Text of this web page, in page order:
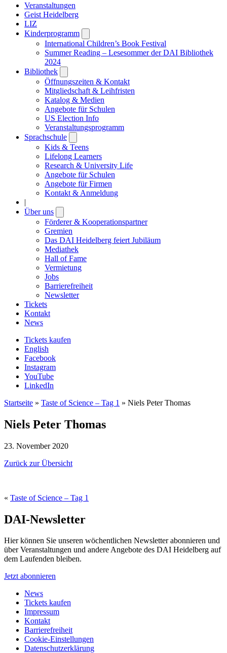
Veranstaltungen
Geist Heidelberg
LIZ
Kinderprogramm
submenu
International Children’s Book Festival
Summer Reading – Lesesommer der DAI Bibliothek
2024
Bibliothek
submenu
Öffnungszeiten & Kontakt
Mitgliedschaft & Leihfristen
Katalog & Medien
Angebote für Schulen
US Election Info
Veranstaltungsprogramm
Sprachschule
submenu
Kids & Teens
Lifelong Learners
Research & University Life
Angebote für Schulen
Angebote für Firmen
Kontakt & Anmeldung
|
Über uns
submenu
Förderer & Kooperationspartner
Gremien
Das DAI Heidelberg feiert Jubiläum
Mediathek
Hall of Fame
Vermietung
Jobs
Barrierefreiheit
Newsletter
Tickets
Kontakt
News
Tickets kaufen
English
Facebook
Instagram
YouTube
LinkedIn
Startseite » Taste of Science – Tag 1 » Niels Peter Thomas
Niels Peter Thomas
23. November 2020
Zurück zur Übersicht
« Taste of Science – Tag 1
DAI-Newsletter
Hier können Sie unseren wöchentlichen Newsletter abonnieren und
über Veranstaltungen und andere Angebote des DAI Heidelberg auf
dem Laufenden bleiben.
Jetzt abonnieren
News
Tickets kaufen
Impressum
Kontakt
Barrierefreiheit
Cookie-Einstellungen
Datenschutzerklärung